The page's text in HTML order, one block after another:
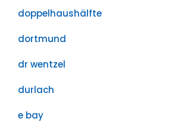
doppelhaushälfte
dortmund
dr wentzel
durlach
e bay